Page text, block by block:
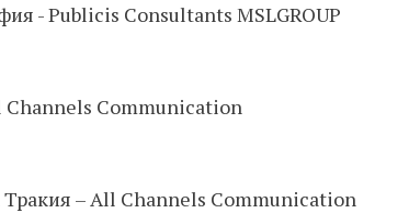
- Publicis Consultants MSLGROUP
Channels Communication
– All Channels Communication